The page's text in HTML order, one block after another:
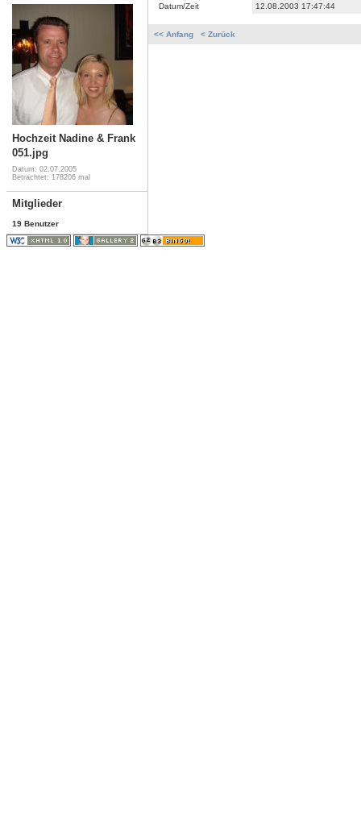
Hochzeit Nadine & Frank
051.jpg
Datum: 02.07.2005
Betrachtet: 178206 mal
Mitglieder
19 Benutzer
Datum/Zeit
12.08.2003 17:47:44
<< Anfang < Zurück